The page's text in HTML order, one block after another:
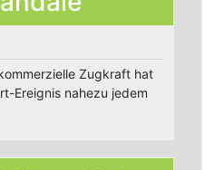
Zugkraft hat
Ereignis nahezu jedem